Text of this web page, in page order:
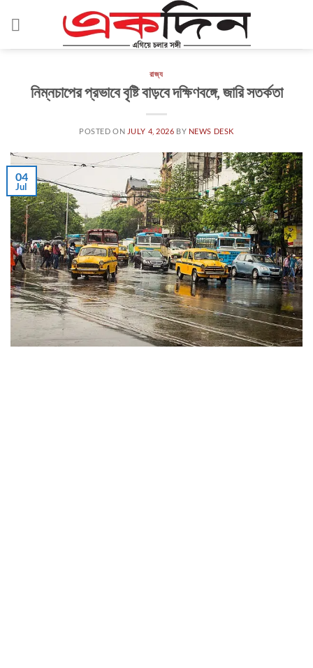
রাজ্য
নিম্নচাপের প্রভাবে বৃষ্টি বাড়বে দক্ষিণবঙ্গে, জারি সতর্কতা
POSTED ON JULY 4, 2026 BY NEWS DESK
04
Jul